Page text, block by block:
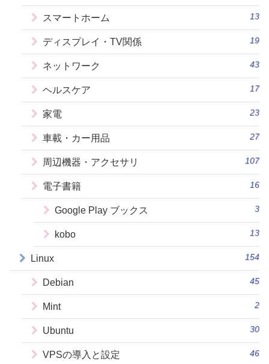
スマートホーム 13
ディスプレイ・TV関係 19
ネットワーク 43
ヘルスケア 17
家電 23
車載・カー用品 27
周辺機器・アクセサリ 107
電子書籍 16
Google Play ブックス 3
kobo 13
Linux 154
Debian 45
Mint 2
Ubuntu 30
VPSの導入と設定 46